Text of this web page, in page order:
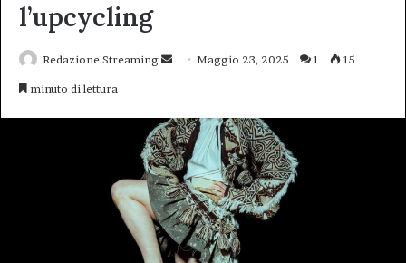
l’upcycling
Redazione Streaming
InviaMaggio 23, 2025 1 15
minuto di lettura